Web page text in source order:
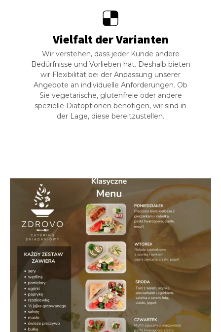
Vielfalt der Varianten
Wir verstehen, dass jeder Kunde andere
Bedürfnisse und Vorlieben hat. Deshalb bieten
wir Flexibilität bei der Anpassung unserer
Angebote an individuelle Anforderungen. Ob
Sie vegetarische, glutenfreie oder andere
spezielle Diätoptionen benötigen, wir sind in
der Lage, diese bereitzustellen.